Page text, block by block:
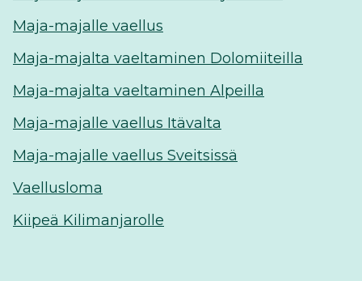
Maja-majalle vaellus
Maja-majalta vaeltaminen Dolomiiteilla
Maja-majalta vaeltaminen Alpeilla
Maja-majalle vaellus Itävalta
Maja-majalle vaellus Sveitsissä
Vaellusloma
Kiipeä Kilimanjarolle